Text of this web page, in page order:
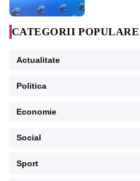
CATEGORII POPULARE
Actualitate
Politica
Economie
Social
Sport